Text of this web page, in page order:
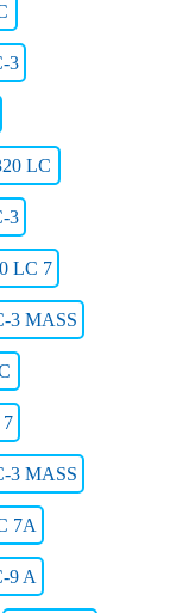
3
LC
3
LC 7
3 MASS
7
3 MASS
7A
9 A